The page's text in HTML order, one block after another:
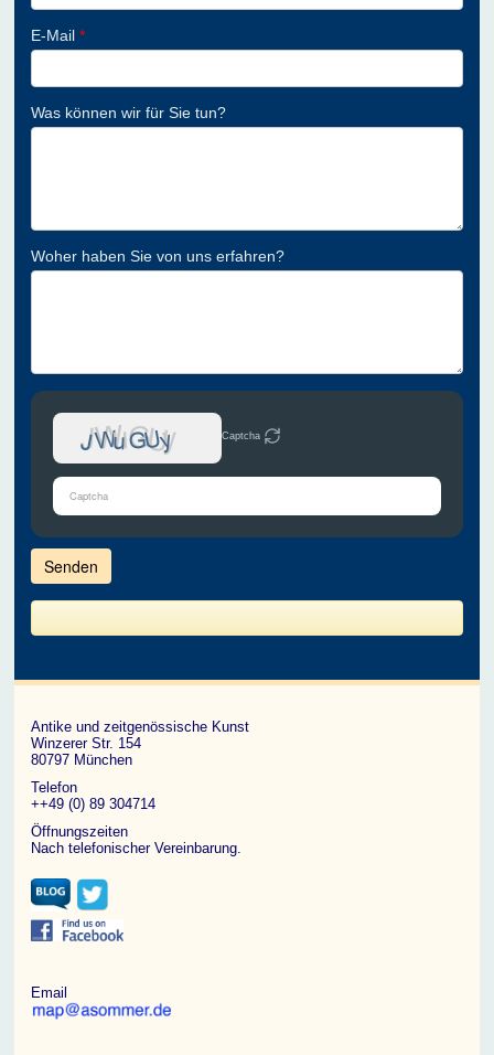
E-Mail*
Was können wir für Sie tun?
Woher haben Sie von uns erfahren?
Captcha
gib
die
im
CAPTCHA
angezeigten
bestätigen,
ein
Mensch
bist.
Antike und zeitgenössische Kunst
Winzerer Str. 154
80797 München
Telefon
++49 (0) 89 304714
Öffnungszeiten
Nach telefonischer Vereinbarung.
Email